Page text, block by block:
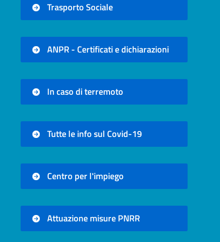
Trasporto Sociale
ANPR - Certificati e dichiarazioni
In caso di terremoto
Tutte le info sul Covid-19
Centro per l'impiego
Attuazione misure PNRR